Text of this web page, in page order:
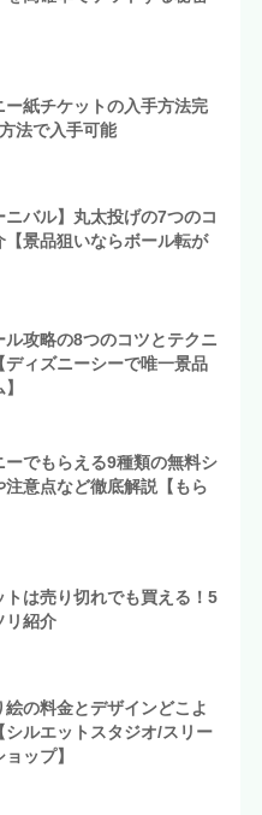
ー紙チケットの入手方法完
法で入手可能
ニバル】丸太投げの7つのコ
【景品狙いならボール転が
ル攻略の8つのコツとテクニ
ディズニーシーで唯一景品
ーでもらえる9種類の無料シ
注意点など徹底解説【もら
トは売り切れでも買える！5
リ紹介
の料金とデザインどこよ
シルエットスタジオ/スリー
ップ】